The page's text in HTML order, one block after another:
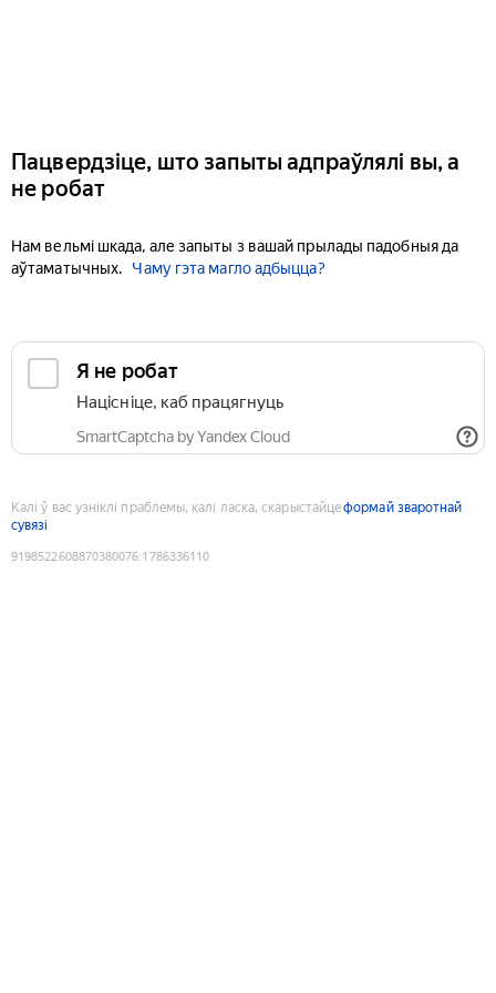
Пацвердзіце, што запыты адпраўлялі вы, а
не робат
Нам вельмі шкада, але запыты з вашай прылады падобныя да
аўтаматычных.
Чаму гэта магло адбыцца?
Я не робат
Націсніце, каб працягнуць
SmartCaptcha by Yandex Cloud
Калі ў вас узніклі праблемы, калі ласка, скарыстайцеформай зваротнай
сувязі
9198522608870380076:1786336110